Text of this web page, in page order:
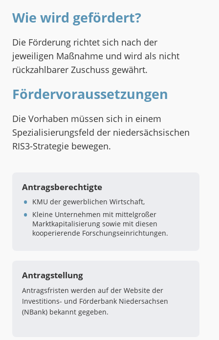
Wie wird gefördert?
Die Förderung richtet sich nach der
jeweiligen Maßnahme und wird als nicht
rückzahlbarer Zuschuss gewährt.
Fördervoraussetzungen
Die Vorhaben müssen sich in einem
Spezialisierungsfeld der niedersächsischen
RIS3-Strategie bewegen.
Antragsberechtigte
KMU der gewerblichen Wirtschaft,
Kleine Unternehmen mit mittelgroßer
Marktkapitalisierung sowie mit diesen
kooperierende Forschungseinrichtungen.
Antragstellung
Antragsfristen werden auf der Website der
Investitions- und Förderbank Niedersachsen
(NBank) bekannt gegeben.